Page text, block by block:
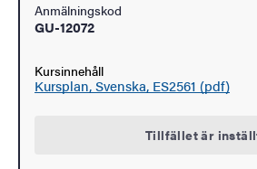
Anmälningskod
GU-12072
Kursinnehåll
Kursplan, Svenska, ES2561 (pdf)
Tillfället är